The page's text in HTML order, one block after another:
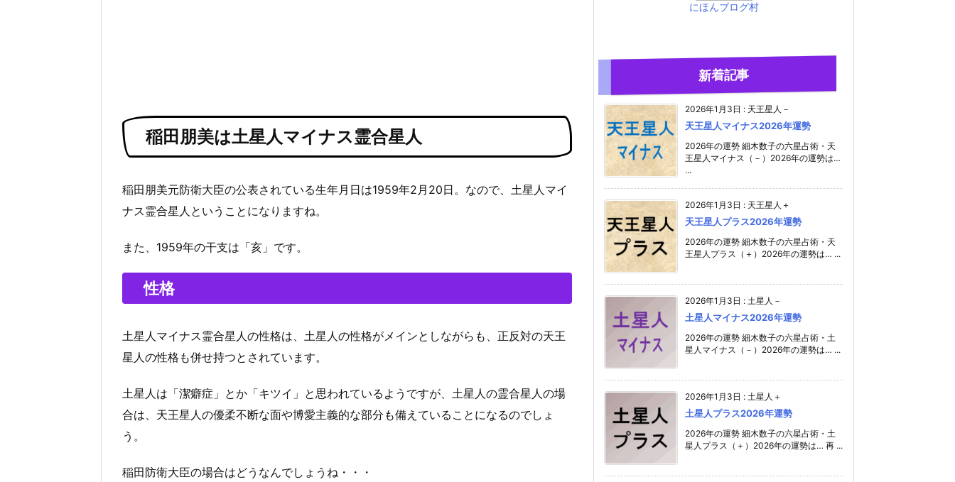
稲田朋美は土星人マイナス霊合星人
稲田朋美元防衛大臣の公表されている生年月日は1959年2月20日。なので、土星人マイ
ナス霊合星人ということになりますね。
また、1959年の干支は「亥」です。
性格
土星人マイナス霊合星人の性格は、土星人の性格がメインとしながらも、正反対の天王
星人の性格も併せ持つとされています。
土星人は「潔癖症」とか「キツイ」と思われているようですが、土星人の霊合星人の場
合は、天王星人の優柔不断な面や博愛主義的な部分も備えていることになるのでしょ
う。
稲田防衛大臣の場合はどうなんでしょうね・・・
にほんブログ村
新着記事
2026年1月3日 : 天王星人－
天王星人マイナス2026年運勢
2026年の運勢 細木数子の六星占術・天
王星人マイナス（－）2026年の運勢は…
...
2026年1月3日 : 天王星人＋
天王星人プラス2026年運勢
2026年の運勢 細木数子の六星占術・天
王星人プラス（＋）2026年の運勢は… ...
2026年1月3日 : 土星人－
土星人マイナス2026年運勢
2026年の運勢 細木数子の六星占術・土
星人マイナス（－）2026年の運勢は… ...
2026年1月3日 : 土星人＋
土星人プラス2026年運勢
2026年の運勢 細木数子の六星占術・土
星人プラス（＋）2026年の運勢は… 再 ...